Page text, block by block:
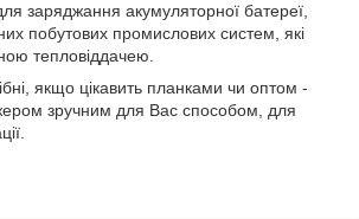
заряджання акумуляторної батереї,
побутових промислових систем, які
тепловіддачею.
якщо цікавить планками чи оптом -
зручним для Вас способом, для